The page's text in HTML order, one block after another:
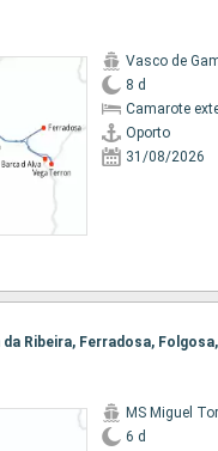
Vasco de
8 d
Camarote
Oporto
31/08/2026
MS Miguel
6 d